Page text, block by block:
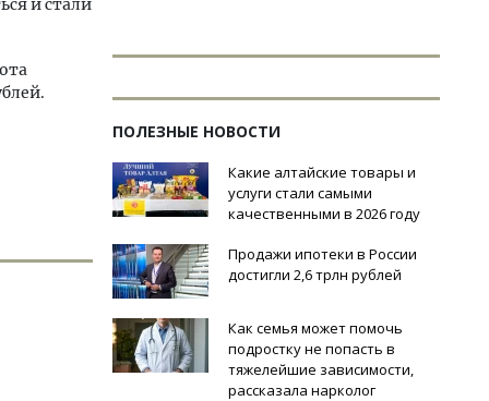
и стали
ПОЛЕЗНЫЕ НОВОСТИ
Какие алтайские товары и
услуги стали самыми
качественными в 2026 году
Продажи ипотеки в России
достигли 2,6 трлн рублей
Как семья может помочь
подростку не попасть в
тяжелейшие зависимости,
рассказала нарколог